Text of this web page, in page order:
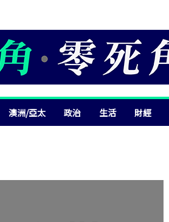
澳洲/亞太 政治 生活 財經